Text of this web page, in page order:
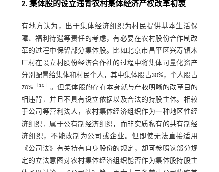
2. 集体股的设立违背农村集体经济产权改革初衷
有地方认为，出于集体经济组织为村民提供基本生活保
障、福利待遇等责任的考虑，有必要在农村股份合作制改
革的过程中保留部分集体股。比如北京市昌平区兴寿镇木
厂村在设立村股份经济合作社的过程中将集体可量化资产
分别配置给集体和村民个人，其中集体股占30%，个人股占
70%
10
。但集体股的存在本身就与产权明晰的改革目的
相违背，并且不具有设立依据以及合法的持股主体。相较
于公司等营利法人，农村集体经济组织作为一种地区性经
济组织，属于公有制经济组织，而非实质私有的共有制经
济组织，不能改制为公司或企业。但即使无法直接适用
《公司法》有关持有自身股份的规定，却可参照这部分规
定的立法意图对农村集体经济组织能否作为集体股持股主